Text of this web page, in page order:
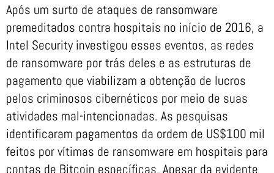
Após um surto de ataques de ransomware
premeditados contra hospitais no início de 2016, a
Intel Security investigou esses eventos, as redes
de ransomware por trás deles e as estruturas de
pagamento que viabilizam a obtenção de lucros
pelos criminosos cibernéticos por meio de suas
atividades mal-intencionadas. As pesquisas
identificaram pagamentos da ordem de US$100 mil
feitos por vítimas de ransomware em hospitais para
contas de Bitcoin específicas. Apesar da evidente